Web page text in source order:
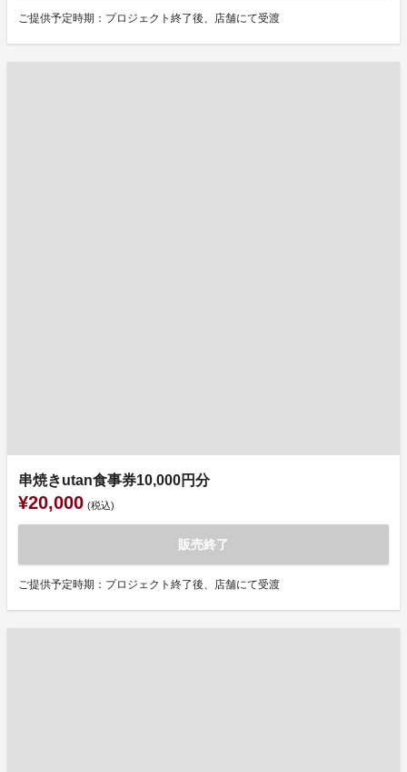
ご提供予定時期：プロジェクト終了後、店舗にて受渡
串焼きutan食事券10,000円分
¥20,000 (税込)
販売終了
ご提供予定時期：プロジェクト終了後、店舗にて受渡